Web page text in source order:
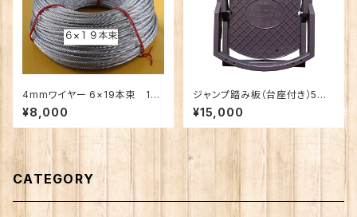
4mmワイヤー 6×19本束 10
0m巻（くくり罠自作用パーツ）
害獣駆除 イノシシ対策 くくり罠
アニマル 捕獲 わな猟 捕獲機 猪
¥8,000
ジャンプ踏み板（台座付き）5枚
セット（踏み板サイズφ19cm）
¥15,000
CATEGORY